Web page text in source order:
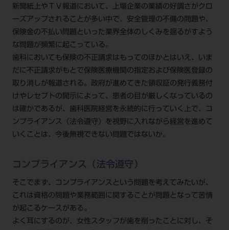
新聞紙上やＴＶ報道において、上場企業の業績の好調さがクロ
ーズアップされることが多い中で、安全管理の不備の問題や、
保険金の不払い問題といった業界全体のしくみを揺るがすよう
な問題が頻繁に起こっている。
歯科においても保険の不正請求はもってのほかとはいえ、いま
だに不正請求がもとで保険医療機関の指定および保険医登録の
取り消しが報道される。政府が進めてきた領収証の発行義務付
けやレセプトの開示によって、患者の目が厳しくなっているの
は確かであるが、歯科医院経営を永続的に行っていく上で、コ
ンプライアンス（法令遵守）を視野に入れながら経営を進めて
いくことは、今後無視できない問題ではないか。
コンプライアンス（法令遵守）
そこでまず、コンプライアンスという問題を考えてみたいが、
これは資格の問題や業務範囲に関することが問題となって苦情
が起こるケースがある。
よく耳にするのが、女性スタッフが歯を削ったことに対し、そ
オンラインカタログ InternetDO
モリタ友の会のご案内
モリタ友の会無料会員登録
Q&A
修理・メンテナンス等
pdとは
デンタルマガジン
ビデオライブラリー
DMR（ディーエムアール）
特集
メールマガジンスマイル＋
ビバリーくんLINEスタンプ
全国のショールーム
北海道
宮城
東京
愛知
大阪
広島
Dental Plaza Tokyo
Dental Plaza Tokyo
MDSC
MDSCについて
Digital Seminar
見学予約
メールでのお問い合わせはこちら
電 話 /0800-222-8020（無料）